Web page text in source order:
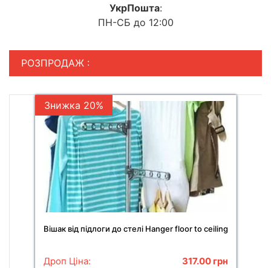
УкрПошта:
ПН-СБ до 12:00
РОЗПРОДАЖ :
Знижка 20%
Вішак від підлоги до стелі Hanger floor to ceiling
Дроп Ціна: 317.00 грн